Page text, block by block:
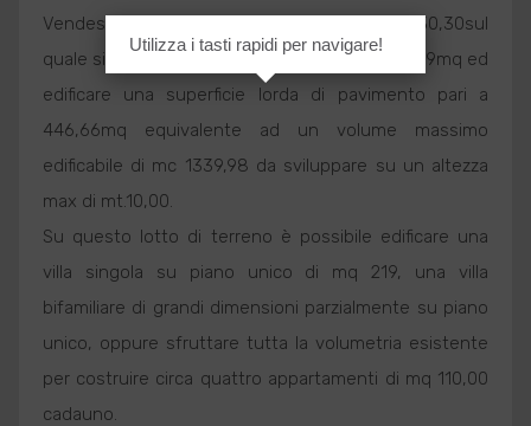
Vendesi, lotto di
di mq 730,30sul
quale si puo coprire una superficie pari a 219,09mq ed
edificare una superficie lorda di pavimento pari a
446,66mq equivalente ad un volume massimo
edificabile di mc 1339,98 da sviluppare su un altezza
max di mt.10,00.
Su questo lotto di terreno è possibile edificare una
villa singola su piano unico di mq 219, una villa
bifamiliare di grandi dimensioni parzialmente su piano
unico, oppure sfruttare tutta la volumetria esistente
per costruire circa quattro appartamenti di mq 110,00
cadauno.
Utilizza i tasti rapidi per navigare!